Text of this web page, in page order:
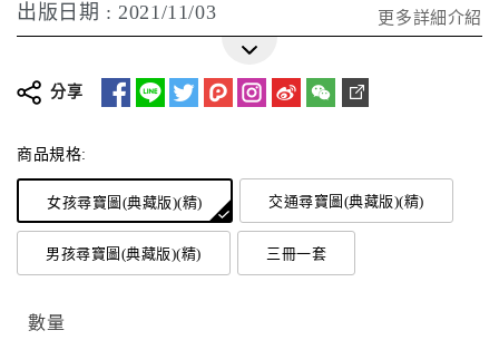
出版日期 : 2021/11/03
更多詳細介紹
分享
商品規格:
女孩尋寶圖(典藏版)(精) 交通尋寶圖(典藏版)(精)
男孩尋寶圖(典藏版)(精) 三冊一套
數量